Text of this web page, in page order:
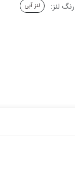
رنگ لنز: لنز آبی